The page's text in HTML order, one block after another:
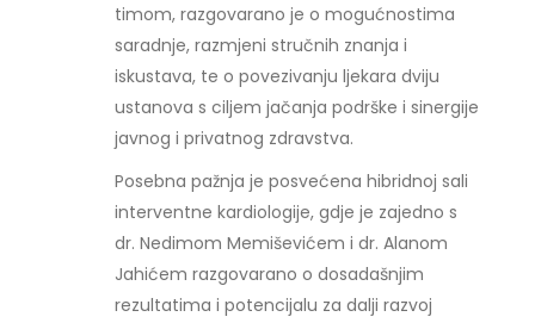
timom, razgovarano je o mogućnostima
saradnje, razmjeni stručnih znanja i
iskustava, te o povezivanju ljekara dviju
ustanova s ciljem jačanja podrške i sinergije
javnog i privatnog zdravstva.
Posebna pažnja je posvećena hibridnoj sali
interventne kardiologije, gdje je zajedno s
dr. Nedimom Memiševićem i dr. Alanom
Jahićem razgovarano o dosadašnjim
rezultatima i potencijalu za dalji razvoj